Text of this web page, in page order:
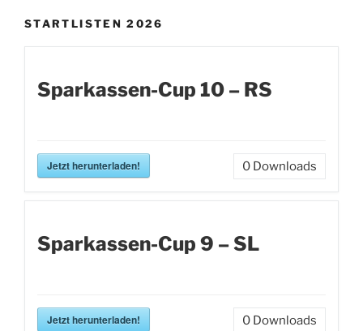
STARTLISTEN 2026
Sparkassen-Cup 10 – RS
Jetzt herunterladen! 0 Downloads
Sparkassen-Cup 9 – SL
Jetzt herunterladen! 0 Downloads